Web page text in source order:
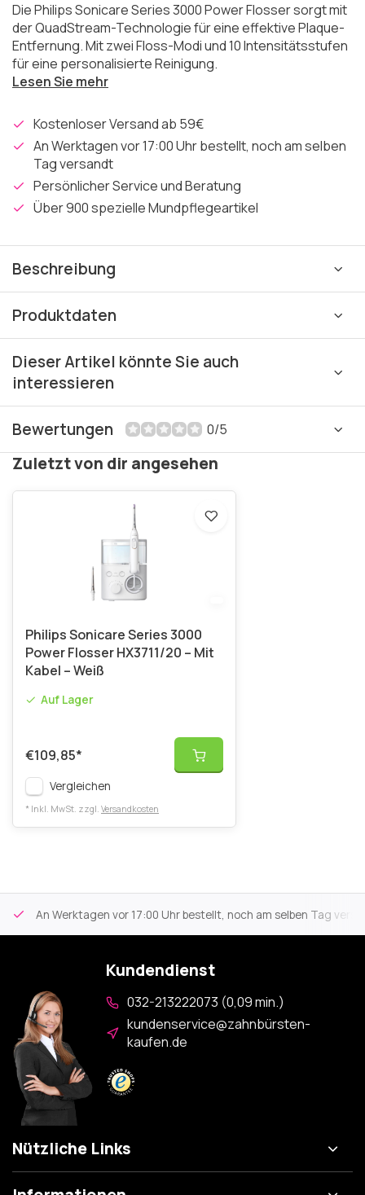
Die Philips Sonicare Series 3000 Power Flosser sorgt mit
der QuadStream-Technologie für eine effektive Plaque-
Entfernung. Mit zwei Floss-Modi und 10 Intensitätsstufen
für eine personalisierte Reinigung.
Lesen Sie mehr
Kostenloser Versand ab 59€
An Werktagen vor 17:00 Uhr bestellt, noch am selben
Tag versandt
Persönlicher Service und Beratung
Über 900 spezielle Mundpflegeartikel
Beschreibung
Produktdaten
Dieser Artikel könnte Sie auch
interessieren
Bewertungen 0/5
Zuletzt von dir angesehen
Philips Sonicare Series 3000
Power Flosser HX3711/20 – Mit
Kabel – Weiß
Auf Lager
€109,85*
Vergleichen
* Inkl. MwSt. zzgl. Versandkosten
An Werktagen vor 17:00 Uhr bestellt, noch am selben Tag
Kundendienst
032-213222073 (0,09 min.)
kundenservice@zahnbürsten-
kaufen.de
Nützliche Links